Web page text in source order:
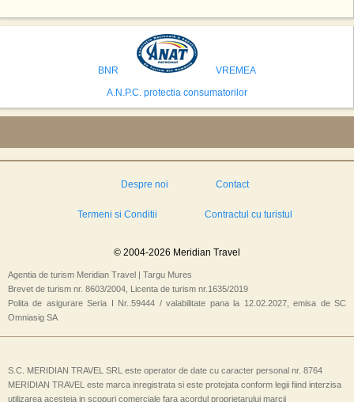
avea cele mai mari sanse de a castiga licitatia. Totusi, Spania, care se
preconizeaza ca va deveni a doua cea mai vizitata tara din lume in 2025,
isi bazeaza oferta pe infrastructura turistica solida si capacitatea hoteliera."
BNR
VREMEA
A.N.P.C. protectia consumatorilor
Despre noi Contact
Termeni si Conditii Contractul cu turistul
© 2004-2026 Meridian Travel
Agentia de turism Meridian Travel | Targu Mures
Brevet de turism nr. 8603/2004, Licenta de turism nr.1635/2019
Polita de asigurare Seria I Nr..59444 / valabilitate pana la 12.02.2027, emisa de SC
Omniasig SA
S.C. MERIDIAN TRAVEL SRL este operator de date cu caracter personal nr. 8764
MERIDIAN TRAVEL este marca inregistrata si este protejata conform legii fiind interzisa
utilizarea acesteia in scopuri comerciale fara acordul proprietarului marcii